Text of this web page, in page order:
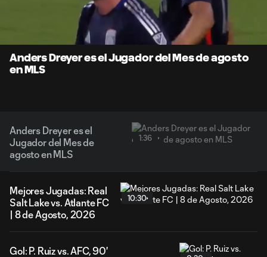
Loaded:
51.36%
Unmute Subtitles
Anders Dreyer es el Jugador del Mes de agosto
en MLS
Anders Dreyer es el
Jugador del Mes de
agosto en MLS
1:36
Mejores Jugadas: Real
Salt Lake vs. Atlante FC
| 8 de Agosto, 2026
10:30
Gol: P. Ruiz vs. AFC, 90'